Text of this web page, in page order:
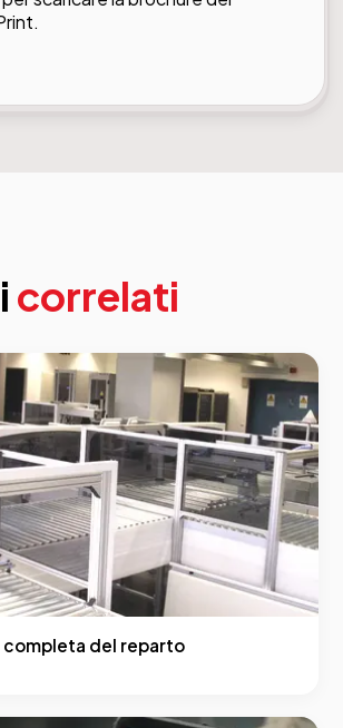
correlati
completa del reparto